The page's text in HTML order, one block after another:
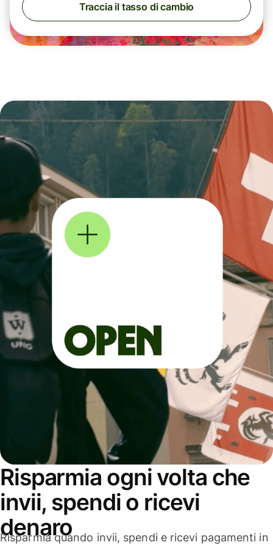
Traccia il tasso di cambio
Risparmia ogni volta che
invii, spendi o ricevi
denaro
Risparmia quando invii, spendi e ricevi pagamenti in